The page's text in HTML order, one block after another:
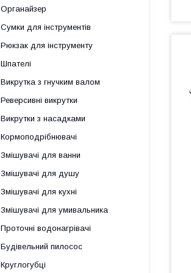
Органайзер
Сумки для інструментів
Рюкзак для інструменту
Шпателі
Викрутка з гнучким валом
Реверсивні викрутки
Викрутки з насадками
Кормоподрібнювачі
Змішувачі для ванни
Змішувачі для душу
Змішувачі для кухні
Змішувачі для умивальника
Проточні водонагрівачі
Будівельний пилосос
Круглогубці